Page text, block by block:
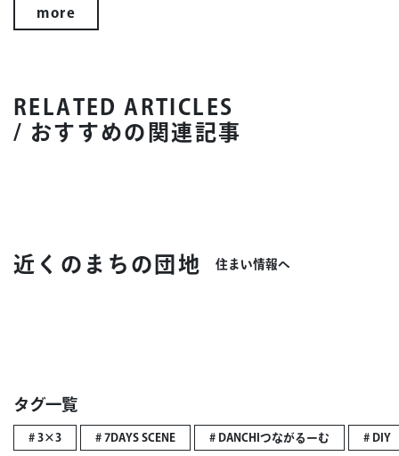
more
RELATED ARTICLES
/ おすすめの関連記事
近くのまちの団地 住まい情報へ
タグ一覧
# 3×3 # 7DAYS SCENE # DANCHIつながるーむ # DIY